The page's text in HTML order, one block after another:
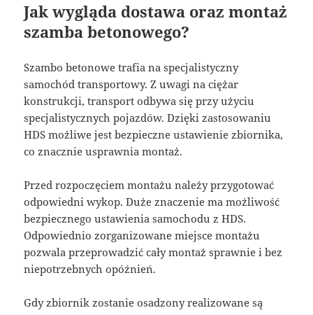
Jak wygląda dostawa oraz montaż
szamba betonowego?
Szambo betonowe trafia na specjalistyczny
samochód transportowy. Z uwagi na ciężar
konstrukcji, transport odbywa się przy użyciu
specjalistycznych pojazdów. Dzięki zastosowaniu
HDS możliwe jest bezpieczne ustawienie zbiornika,
co znacznie usprawnia montaż.
Przed rozpoczęciem montażu należy przygotować
odpowiedni wykop. Duże znaczenie ma możliwość
bezpiecznego ustawienia samochodu z HDS.
Odpowiednio zorganizowane miejsce montażu
pozwala przeprowadzić cały montaż sprawnie i bez
niepotrzebnych opóźnień.
Gdy zbiornik zostanie osadzony realizowane są